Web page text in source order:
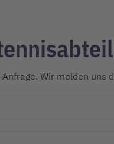
Wir melden uns